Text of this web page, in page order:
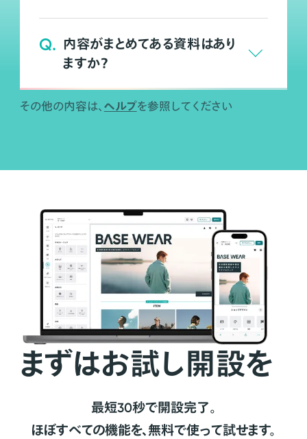
Q. 内容がまとめてある資料はあり
ますか？
その他の内容は、 ヘルプを参照してください
まずはお試し開設を
最短30秒で開設完了。
ほぼすべての機能を、無料で使って試せます。